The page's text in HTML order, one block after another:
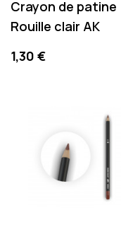
Crayon de patine
Rouille clair AK
Precio
1,30 €